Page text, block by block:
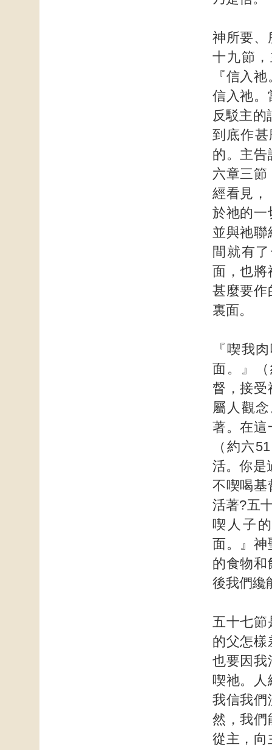
神所要、
十九節
『信入
信入祂。
反駁主的
到底作
的。主告
六章三節
經看見，
於祂的一
並與祂聯
間就有
面，也將
甚麼要作
裏面。
『喫我
面。』
督，接受
屬人觀
著。在這
（約六
活。你是
不喫喝基
活著?五
喫人子
面。』神
的食物和
後我們纔
五十七節
的父怎樣
也要因我
喫祂。人
我信我們
然，我們
從主，向